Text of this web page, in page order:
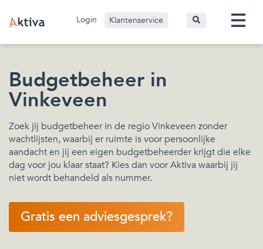
Login Klantenservice
Budgetbeheer in
Vinkeveen
Zoek jij budgetbeheer in de regio Vinkeveen zonder
wachtlijsten, waarbij er ruimte is voor persoonlijke
aandacht en jij een eigen budgetbeheerder krijgt die elke
dag voor jou klaar staat? Kies dan voor Aktiva waarbij jij
niet wordt behandeld als nummer.
Gratis een adviesgesprek?